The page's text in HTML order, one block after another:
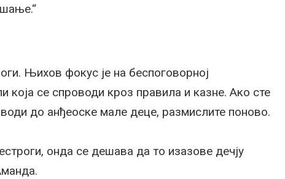
Њихов фокус је на беспоговорној
која се спроводи кроз правила и казне. Ако сте
до анђеоске мале деце, размислите поново.
онда се дешава да то изазове дечју